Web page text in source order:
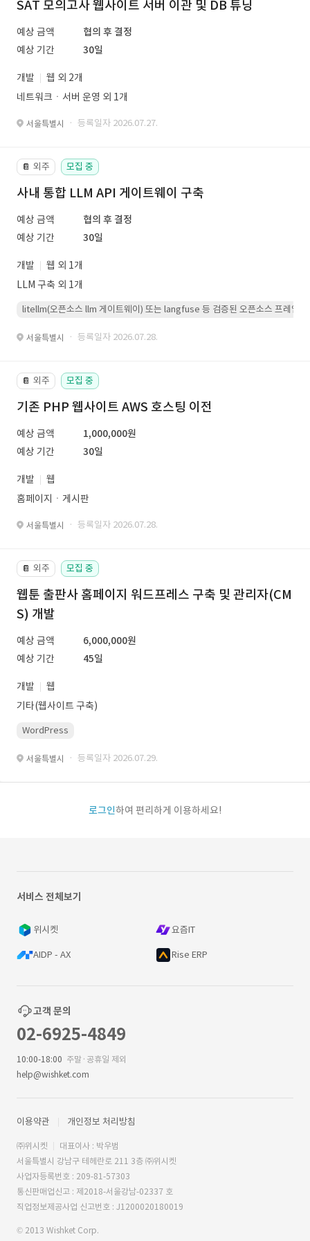
SAT 모의고사 웹사이트 서버 이관 및 DB 튜닝
예상 금액
협의 후 결정
예상 기간
30일
개발
웹 외 2개
네트워크ㆍ서버 운영 외 1개
서울특별시 · 등록일자 2026.07.27.
📔 외주 모집 중
사내 통합 LLM API 게이트웨이 구축
예상 금액
협의 후 결정
예상 기간
30일
개발
웹 외 1개
LLM 구축 외 1개
litellm(오픈소스 llm 게이트웨이) 또는 langfuse 등 검증된 오픈소스 프레임워
서울특별시 · 등록일자 2026.07.28.
📔 외주 모집 중
기존 PHP 웹사이트 AWS 호스팅 이전
예상 금액
1,000,000원
예상 기간
30일
개발
웹
홈페이지ㆍ게시판
서울특별시 · 등록일자 2026.07.28.
📔 외주 모집 중
웹툰 출판사 홈페이지 워드프레스 구축 및 관리자(CM
S) 개발
예상 금액
6,000,000원
예상 기간
45일
개발
웹
기타(웹사이트 구축)
WordPress
서울특별시 · 등록일자 2026.07.29.
로그인하여 편리하게 이용하세요!
서비스 전체보기
위시켓 요즘IT
AIDP - AX Rise ERP
고객 문의
02-6925-4849
10:00-18:00 주말·공휴일 제외
help@wishket.com
이용약관 개인정보 처리방침
㈜위시켓
대표이사 : 박우범
서울특별시 강남구 테헤란로 211 3층 ㈜위시켓
사업자등록번호 : 209-81-57303
통신판매업신고 : 제2018-서울강남-02337 호
직업정보제공사업 신고번호 : J1200020180019
© 2013 Wishket Corp.